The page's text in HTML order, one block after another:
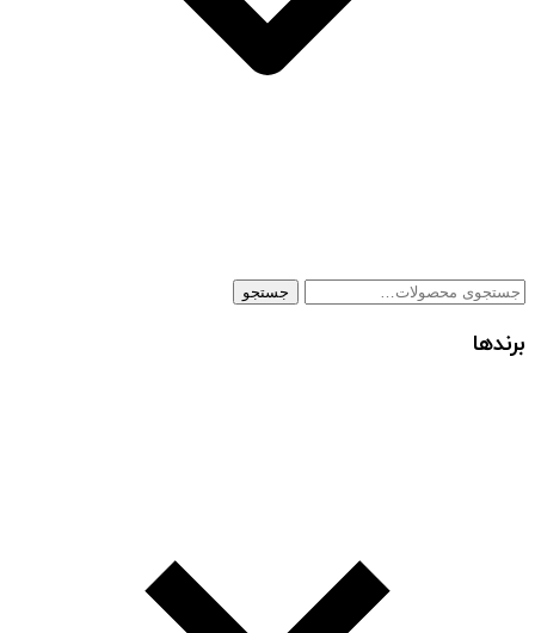
جستجو
جستجو
برندها